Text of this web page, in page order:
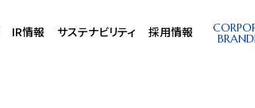
IR情報 サステナビリティ 採用情報